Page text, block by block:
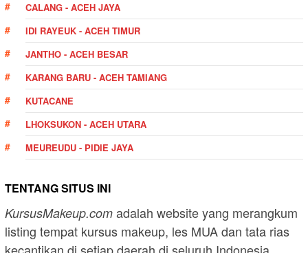
CALANG - ACEH JAYA
IDI RAYEUK - ACEH TIMUR
JANTHO - ACEH BESAR
KARANG BARU - ACEH TAMIANG
KUTACANE
LHOKSUKON - ACEH UTARA
MEUREUDU - PIDIE JAYA
TENTANG SITUS INI
KursusMakeup.com adalah website yang merangkum
listing tempat kursus makeup, les MUA dan tata rias